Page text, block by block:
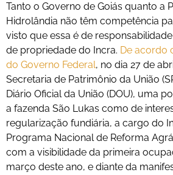
Tanto o Governo de Goiás quanto a
Hidrolândia não têm competência
visto que essa é de
de propriedade do Incra. De acordo
do Governo Federal, no dia 27 de
Secretaria de Patrimônio da União
Diário Oficial da União (DOU), uma
a fazenda São Lukas como de
regularização fundiária, a cargo do
Programa Nacional de Reforma
com a visibilidade da primeira
março deste ano, e diante da